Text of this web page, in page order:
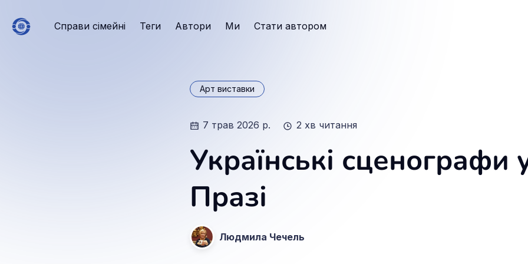
Справи сімейні Теги Автори Ми Стати автором
Арт виставки
7 трав 2026 р. 2 хв читання
Українські сценографи
Празі
Людмила Чечель